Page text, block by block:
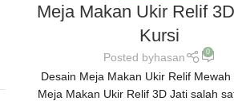
Meja Makan Ukir Relif
Kursi
Posted byhasan 0
Desain Meja Makan Ukir Relif Mewah
Meja Makan Ukir Relif 3D Jati salah